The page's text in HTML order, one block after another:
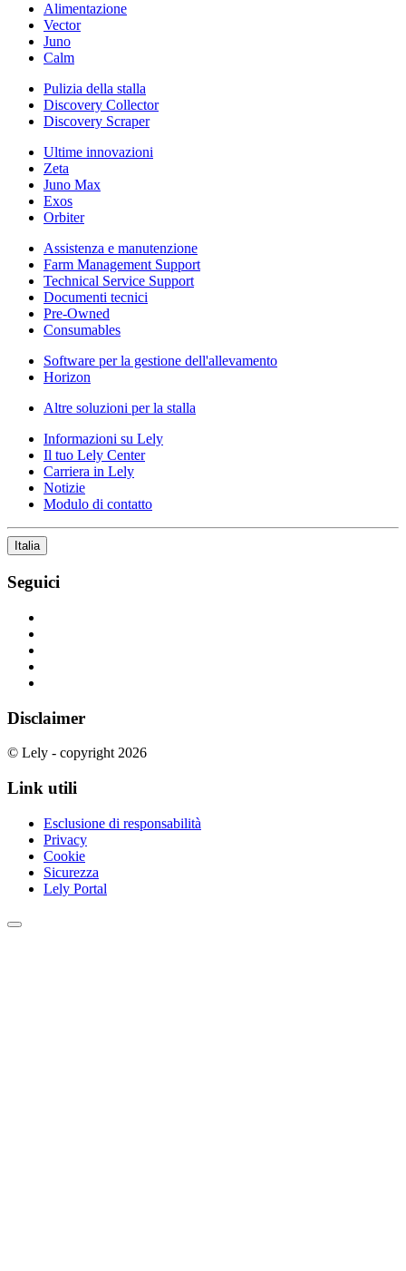
Alimentazione
Vector
Juno
Calm
Pulizia della stalla
Discovery Collector
Discovery Scraper
Ultime innovazioni
Zeta
Juno Max
Exos
Orbiter
Assistenza e manutenzione
Farm Management Support
Technical Service Support
Documenti tecnici
Pre-Owned
Consumables
Software per la gestione dell'allevamento
Horizon
Altre soluzioni per la stalla
Informazioni su Lely
Il tuo Lely Center
Carriera in Lely
Notizie
Modulo di contatto
Italia
Seguici
Disclaimer
© Lely - copyright 2026
Link utili
Esclusione di responsabilità
Privacy
Cookie
Sicurezza
Lely Portal